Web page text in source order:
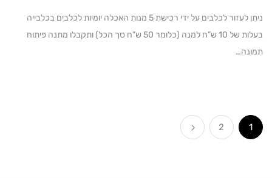
ניתן לעזור לכלבים על ידי רכישת 5 מנות האכלה יומיות לכלבים בכלבייה
בעלות של 10 ש”ח למנה (כלומר 50 ש”ח סך הכל) ותקבלו מתנה פיתוח